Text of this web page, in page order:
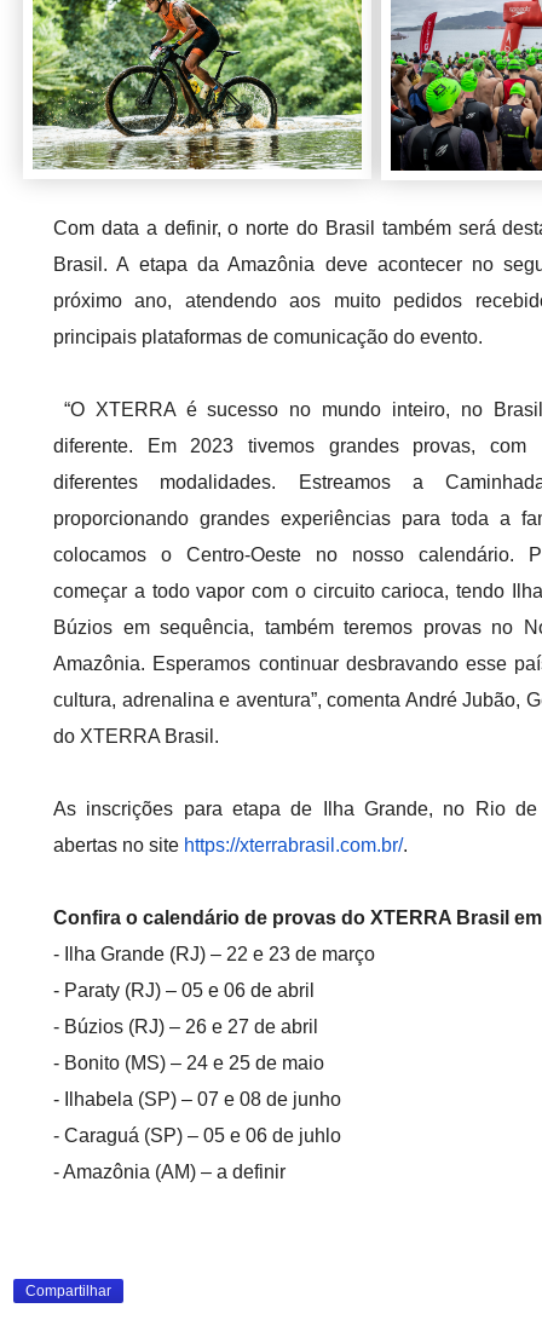
Com data a definir, o norte do Brasil também será
Brasil. A etapa da Amazônia deve acontecer no
próximo ano, atendendo aos muito pedidos
principais plataformas de comunicação do evento.
“O XTERRA é sucesso no mundo inteiro, no
diferente. Em 2023 tivemos grandes provas, com
diferentes modalidades. Estreamos a
proporcionando grandes experiências para toda a
colocamos o Centro-Oeste no nosso calendário.
começar a todo vapor com o circuito carioca, tendo
Búzios em sequência, também teremos provas no
Amazônia. Esperamos continuar desbravando esse
cultura, adrenalina e aventura”, comenta André Jubão,
do XTERRA Brasil.
As inscrições para etapa de Ilha Grande, no Rio
abertas no site https://xterrabrasil.com.br/.
Confira o calendário de provas do XTERRA Brasil
- Ilha Grande (RJ) – 22 e 23 de março
- Paraty (RJ) – 05 e 06 de abril
- Búzios (RJ) – 26 e 27 de abril
- Bonito (MS) – 24 e 25 de maio
- Ilhabela (SP) – 07 e 08 de junho
- Caraguá (SP) – 05 e 06 de juhlo
- Amazônia (AM) – a definir
Compartilhar